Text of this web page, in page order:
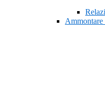
Ammontare